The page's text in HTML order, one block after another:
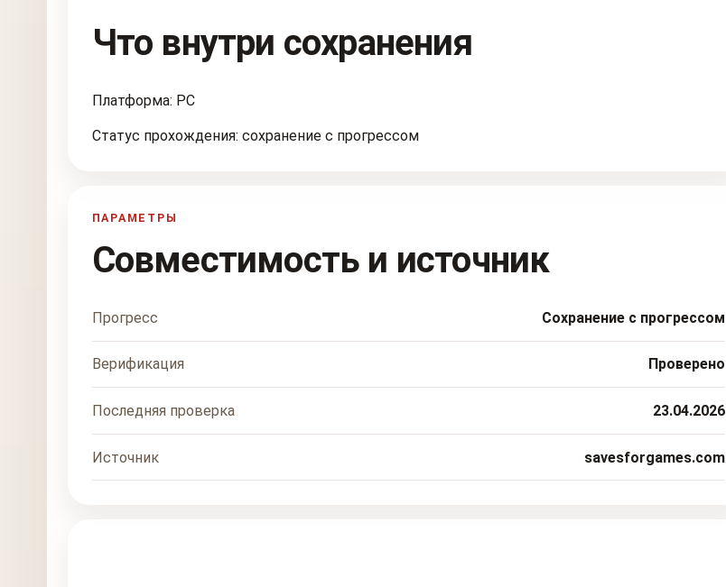
Что внутри сохранения
Платформа: PC
Статус прохождения: сохранение с прогрессом
ПАРАМЕТРЫ
Совместимость и источник
Прогресс Сохранение с прогрессом
Верификация Проверено
Последняя проверка 23.04.2026
Источник savesforgames.com